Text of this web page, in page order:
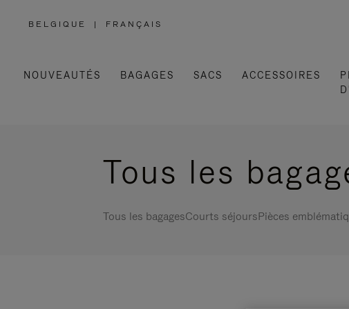
BELGIQUE
,
| FRANÇAIS
NOUVEAUTÉS BAGAGES SACS ACCESSOIRES
Tous les
Tous les bagagesCourts séjoursPièces